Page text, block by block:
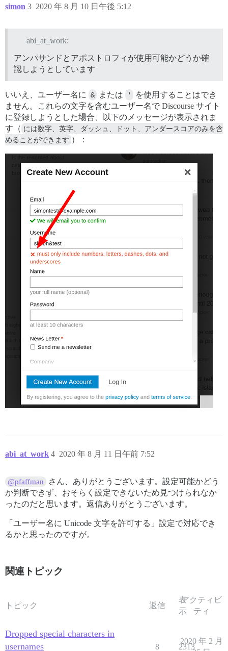
simon 2020 年 8 月 10 日午後 5:12
3
abi_at_work:
アンパサンドとアポストロフィが使用可能かどうか確
認しようとしています
いいえ、ユーザー名に & または '
を使用することはでき
ません。これらの文字を含むユーザー名で Discourse サイト
に登録しようとした場合、以下のメッセージが表示されま
す（ には数字、英字、ダッシュ、ドット、アンダースコアのみを含
めることができます ）：
abi_at_work 2020 年 8 月 11 日午前 7:52
4
@pfaffman
さん、ありがとうございます。設定可能かどう
か判断できず、おそらく設定できないため見つけられなか
ったのだと思います。返信ありがとうございます。
「ユーザー名に Unicode 文字を許可する」設定で対応でき
るかと思ったのですが。
関連トピック
トピック 返信
表
示
アクティビ
ティ
Dropped special characters in
usernames
8 2313
2020 年 2 月